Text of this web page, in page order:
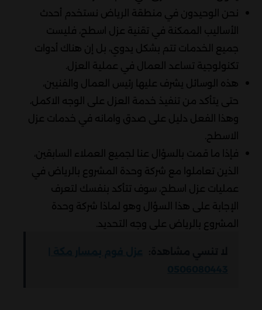
نحن الوحيدون في منطقة الرياض نستخدم أحدث
الأساليب الممكنة في تقنية عزل اسطح، فليست
جميع الخدمات تتم بشكل يدوي، بل إن هناك أدوات
تكنولوجية تساعد العمال في عملية العزل.
هذه الوسائل يشرف عليها رئيس العمال والفنيين،
حتى يتأكد من تنفيذ خدمة العزل على الوجه الاكمل،
وهذا الفعل دليل على صدق وامانه في خدمات عزل
الاسطح.
فإذا ما قمت بالسؤال عنا لجميع العملاء السابقين،
الذين تعاملوا مع شركة وحدة المشروع بالرياض في
عمليات عزل اسطح، سوف تتأكد بنفسك لتعرف
الإجابة على هذا السؤال وهو لماذا شركة وحدة
المشروع بالرياض على وجه التحديد.